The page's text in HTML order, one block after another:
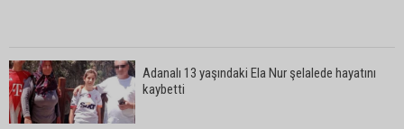
Adanalı 13 yaşındaki Ela Nur şelalede hayatını
kaybetti